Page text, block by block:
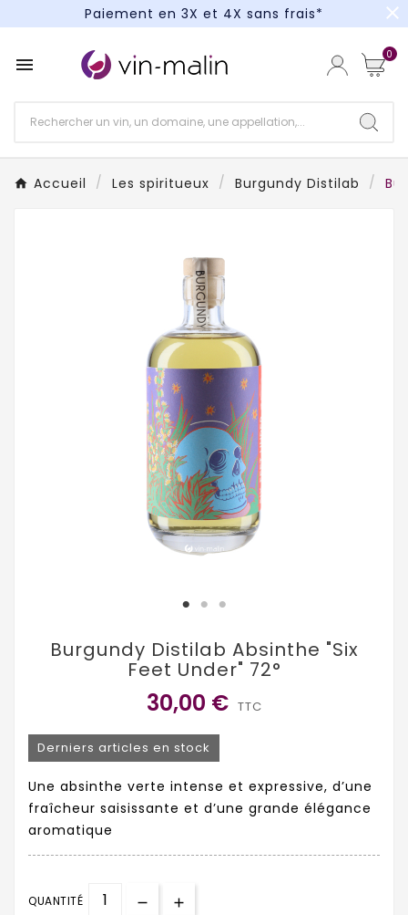
Paiement en 3X et 4X sans frais*
Paiement en 3X et 4X sans frais*
close
 0
Accueil Les spiritueux Burgundy Distilab
Burgundy Distilab Absinthe "Six
Feet Under" 72°
30,00 € TTC
Derniers articles en stock
Une absinthe verte intense et expressive, d’une
fraîcheur saisissante et d’une grande élégance
aromatique
QUANTITÉ